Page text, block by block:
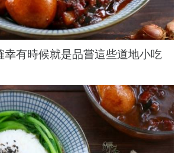
幸有時候就是品嘗這些道地小吃